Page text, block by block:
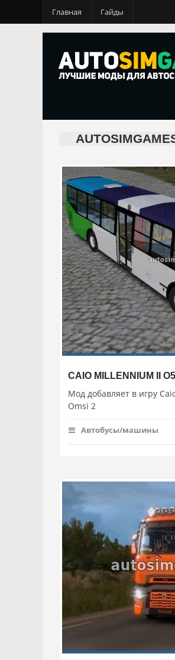
Главная Гайды
CAIO MILLENNIUM II
Мод добавляет в игру
Omsi 2
Автобусы/машины